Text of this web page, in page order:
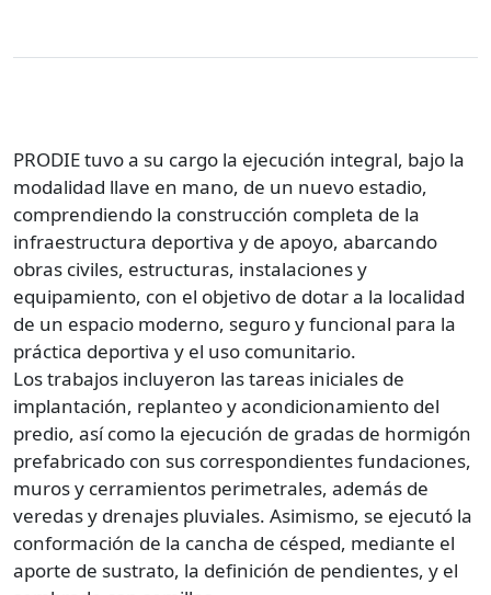
PRODIE tuvo a su cargo la ejecución integral, bajo la
modalidad llave en mano, de un nuevo estadio,
comprendiendo la construcción completa de la
infraestructura deportiva y de apoyo, abarcando
obras civiles, estructuras, instalaciones y
equipamiento, con el objetivo de dotar a la localidad
de un espacio moderno, seguro y funcional para la
práctica deportiva y el uso comunitario.
Los trabajos incluyeron las tareas iniciales de
implantación, replanteo y acondicionamiento del
predio, así como la ejecución de gradas de hormigón
prefabricado con sus correspondientes fundaciones,
muros y cerramientos perimetrales, además de
veredas y drenajes pluviales. Asimismo, se ejecutó la
conformación de la cancha de césped, mediante el
aporte de sustrato, la definición de pendientes, y el